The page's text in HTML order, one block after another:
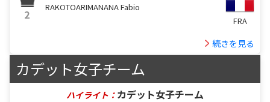
2
RAKOTOARIMANANA Fabio
FRA
続きを見る
カデット女子チーム
ハイライト： カデット女子チーム